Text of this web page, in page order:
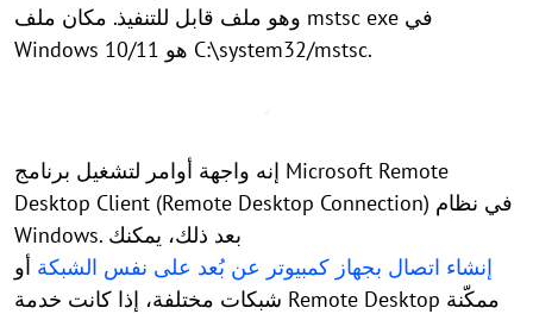
وهو ملف قابل للتنفيذ. مكان ملف mstsc exe في
Windows 10/11 هو C:\system32/mstsc.
إنه واجهة أوامر لتشغيل برنامج Microsoft Remote
Desktop Client (Remote Desktop Connection) في نظام
Windows. بعد ذلك، يمكنك
إنشاء اتصال بجهاز كمبيوتر عن بُعد على نفس الشبكة أو
شبكات مختلفة، إذا كانت خدمة Remote Desktop ممكّنة